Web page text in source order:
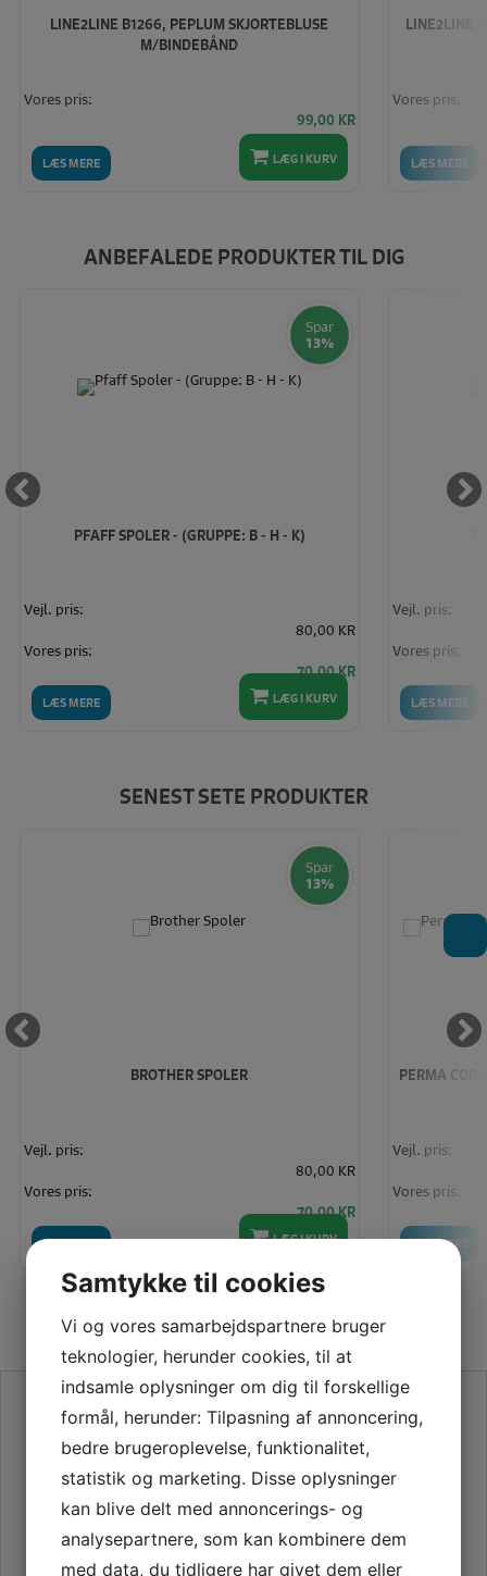
LINE2LINE B1266, PEPLUM SKJORTEBLUSE
M/BINDEBÅND
LÆS MERE
Vores pris:
99,00 KR
LÆG I KURV
LINE2LINE
LÆS MERE
Vores pris:
ANBEFALEDE PRODUKTER TIL DIG
Spar
13%
PFAFF SPOLER - (GRUPPE: B - H - K)
LÆS MERE
Vejl. pris:
80,00 KR
Vores pris:
70,00 KR
LÆG I KURV LÆS MERE
Vejl. pris:
Vores pris:
SENEST SETE PRODUKTER
Spar
13%
BROTHER SPOLER
LÆS MERE
Vejl. pris:
80,00 KR
Vores pris:
70,00 KR
LÆG I KURV
PERMA
LÆS MERE
Vejl. pris:
Vores pris:
SE VORES ANMELDELSER PÅ TRUSTPILOT
Samtykke til cookies
Vi og vores samarbejdspartnere bruger
teknologier, herunder cookies, til at
indsamle oplysninger om dig til forskellige
formål, herunder: Tilpasning af annoncering,
bedre brugeroplevelse, funktionalitet,
statistik og marketing. Disse oplysninger
kan blive delt med annoncerings- og
analysepartnere, som kan kombinere dem
med data, du tidligere har givet dem eller